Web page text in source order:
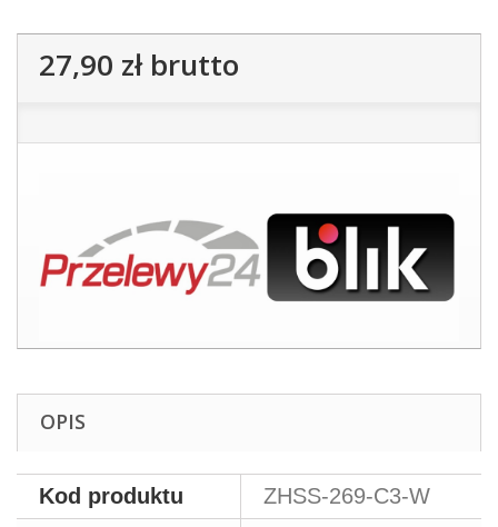
27,90 złbrutto
OPIS
Kod produktu
ZHSS-269-C3-W